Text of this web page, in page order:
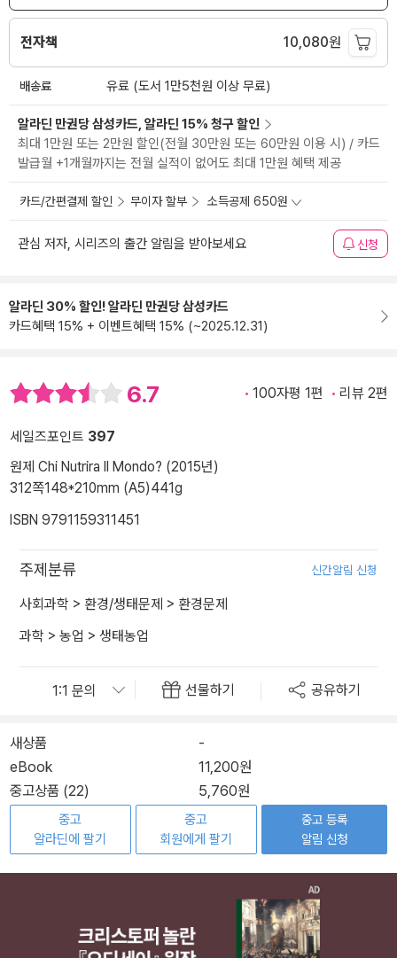
전자책 10,080원
배송료 유료 (도서 1만5천원 이상 무료)
알라딘 만권당 삼성카드, 알라딘 15% 청구 할인
최대 1만원 또는 2만원 할인(전월 30만원 또는 60만원 이용 시) / 카드
발급월 +1개월까지는 전월 실적이 없어도 최대 1만원 혜택 제공
카드/간편결제 할인 무이자 할부 소득공제 650원
관심 저자, 시리즈의 출간 알림을 받아보세요 신청
알라딘 30% 할인! 알라딘 만권당 삼성카드
카드혜택 15% + 이벤트혜택 15% (~2025.12.31)
6.7 100자평 1편 리뷰 2편
세일즈포인트 397
원제 Chi Nutrira Il Mondo? (2015년)
312쪽148*210mm (A5)441g
ISBN 9791159311451
주제분류 신간알림 신청
사회과학 > 환경/생태문제 > 환경문제
과학 > 농업 > 생태농업
선물하기 공유하기
새상품
-
eBook
11,200원
중고상품 (22)
5,760원
중고
알라딘에 팔기
중고
회원에게 팔기
중고 등록
알림 신청